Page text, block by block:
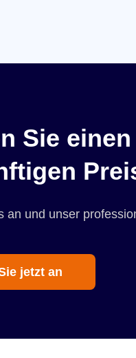
Sie
an und unser
jetzt an